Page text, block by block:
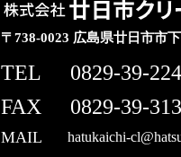
〒738-0023 広島県廿日市市
TEL 0829-39-
FAX 0829-39-
MAIL hatukaichi-